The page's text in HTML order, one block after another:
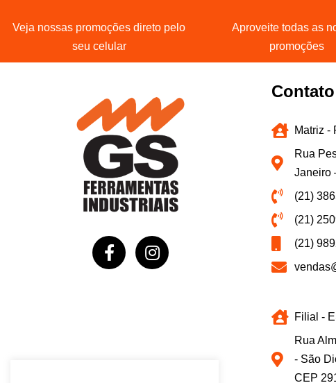
Veja nossas promoções direto pelo
seu celular
Aproveite todas as
promoções
Contato
Matriz -
Rua
Janeiro
(21)
(21)
(21)
Filial -
Rua
- São
CEP